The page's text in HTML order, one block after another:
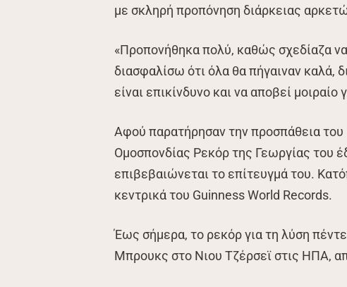
με σκληρή προπόνηση διάρκειας
«Προπονήθηκα πολύ, καθώς σχεδίαζα
διασφαλίσω ότι όλα θα πήγαιναν καλά,
είναι επικίνδυνο και να αποβεί
Αφού παρατήρησαν την προσπάθεια
Ομοσπονδίας Ρεκόρ της Γεωργίας του
επιβεβαιώνεται το επίτευγμά του.
κεντρικά του Guinness World Records.
Έως σήμερα, το ρεκόρ για τη λύση
Μπρουκς στο Νιου Τζέρσεϊ στις ΗΠΑ,